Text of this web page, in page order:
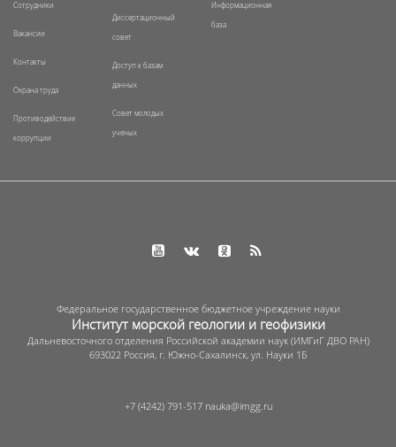
Сотрудники
Вакансии
Контакты
Охрана труда
Противодействие
коррупции
Диссертационный
совет
Доступ к базам
данных
Совет молодых
ученых
Информационная
база
Федеральное государственное бюджетное учреждение науки
Институт морской геологии и геофизики
Дальневосточного отделения Российской академии наук (ИМГиГ ДВО РАН)
693022 Россия, г. Южно-Сахалинск, ул. Науки 1Б
+7 (4242) 791-517